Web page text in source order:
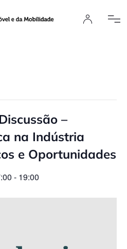
–
na Indústria
e Oportunidades
- 19:00